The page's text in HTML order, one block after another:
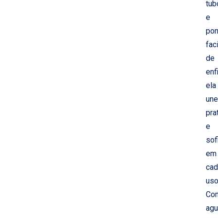
e
de
ela
une
e
em